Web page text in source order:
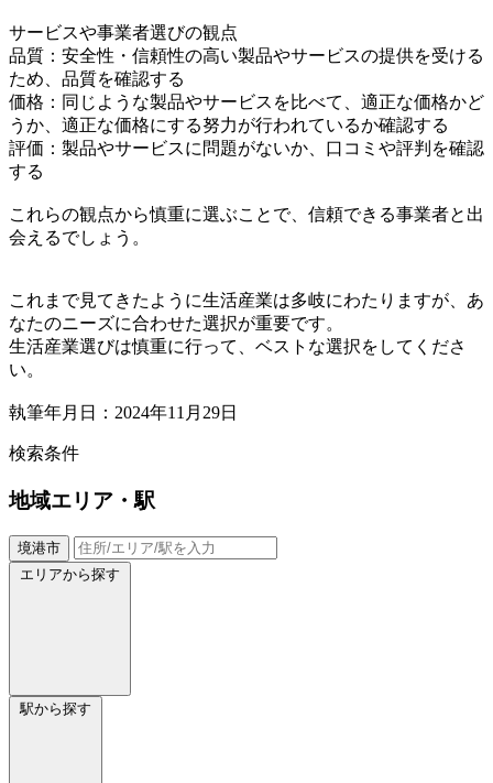
サービスや事業者選びの観点
品質：安全性・信頼性の高い製品やサービスの提供を受ける
ため、品質を確認する
価格：同じような製品やサービスを比べて、適正な価格かど
うか、適正な価格にする努力が行われているか確認する
評価：製品やサービスに問題がないか、口コミや評判を確認
する
これらの観点から慎重に選ぶことで、信頼できる事業者と出
会えるでしょう。
これまで見てきたように生活産業は多岐にわたりますが、あ
なたのニーズに合わせた選択が重要です。
生活産業選びは慎重に行って、ベストな選択をしてくださ
い。
執筆年月日：2024年11月29日
検索条件
地域エリア・駅
境港市
エリアから探す
駅から探す